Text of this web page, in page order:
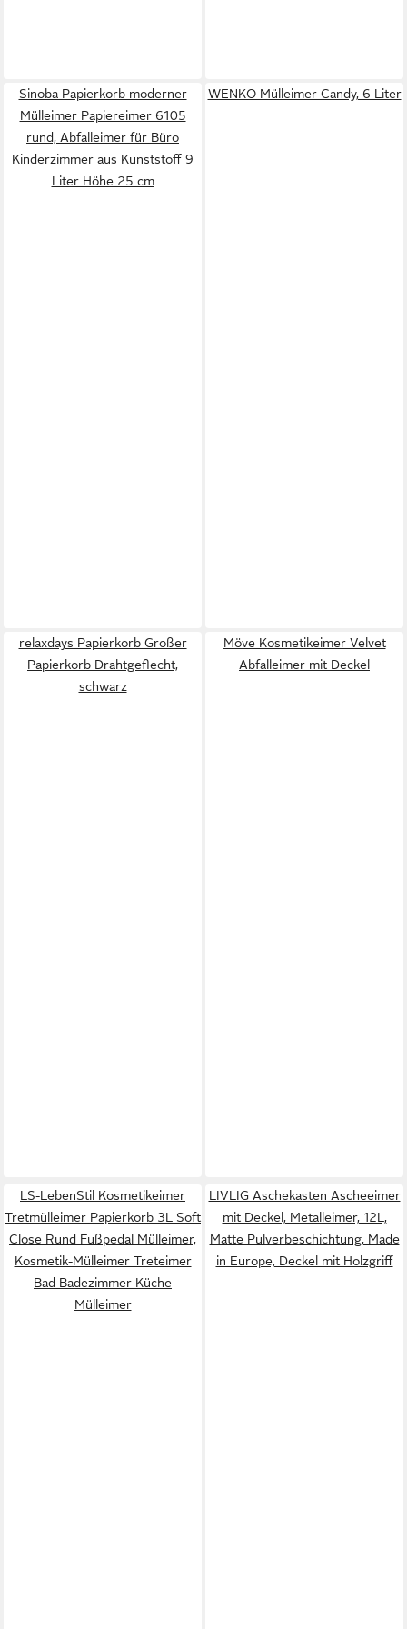
Sinoba Papierkorb moderner
Mülleimer Papiereimer 6105
rund, Abfalleimer für Büro
Kinderzimmer aus Kunststoff 9
Liter Höhe 25 cm
WENKO Mülleimer Candy, 6 Liter
relaxdays Papierkorb Großer
Papierkorb Drahtgeflecht,
schwarz
Möve Kosmetikeimer Velvet
Abfalleimer mit Deckel
LS-LebenStil Kosmetikeimer
Tretmülleimer Papierkorb 3L Soft
Close Rund Fußpedal Mülleimer,
Kosmetik-Mülleimer Treteimer
Bad Badezimmer Küche
Mülleimer
LIVLIG Aschekasten Ascheeimer
mit Deckel, Metalleimer, 12L,
Matte Pulverbeschichtung, Made
in Europe, Deckel mit Holzgriff